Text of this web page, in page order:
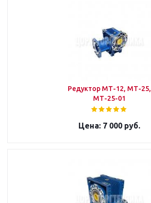
Редуктор МТ-12, МТ-25,
МТ-25-01
7 000 руб.